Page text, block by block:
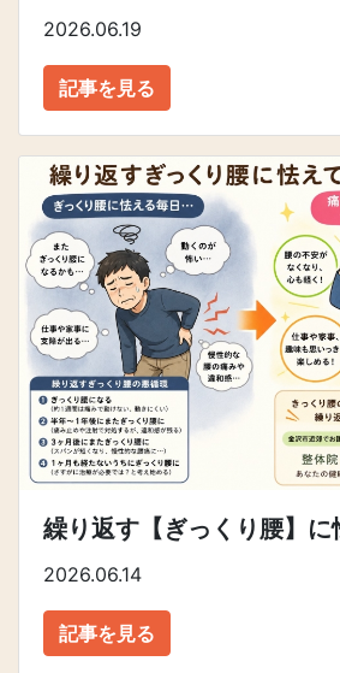
2026.06.19
記事を見る
繰り返す【ぎっくり腰】
2026.06.14
記事を見る